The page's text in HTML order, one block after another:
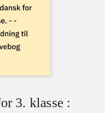
3. klasse :